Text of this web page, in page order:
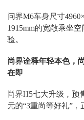
问界M6车身尺寸
1915mm的宽敞乘坐
验。
尚界诠释年轻本色，
在即
尚界H5七大升级，预
元的“3重尚等好礼”，